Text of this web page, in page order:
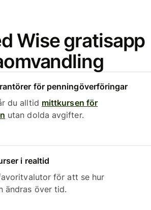
Wise gratisapp
för penningöverföringar
du alltid mittkursen för
utan dolda avgifter.
i realtid
för att se hur
ändras över tid.